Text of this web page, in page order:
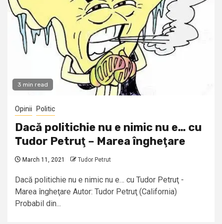
3 min read
Opinii Politic
Dacă politichie nu e nimic nu e… cu
Tudor Petruţ – Marea îngheţare
March 11, 2021 Tudor Petrut
Dacă politichie nu e nimic nu e… cu Tudor Petruţ -
Marea îngheţare Autor: Tudor Petruţ (California)
Probabil din...